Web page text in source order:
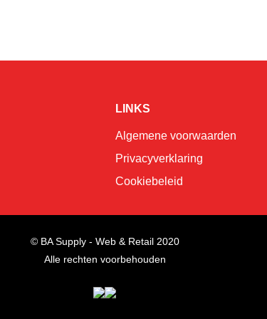
LINKS
Algemene voorwaarden
Privacyverklaring
Cookiebeleid
© BA Supply - Web & Retail 2020
Alle rechten voorbehouden